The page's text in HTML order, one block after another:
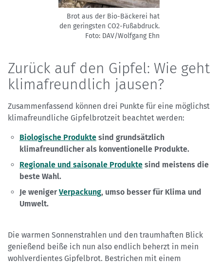
Brot aus der Bio-Bäckerei hat
den geringsten CO2-Fußabdruck.
Foto: DAV/Wolfgang Ehn
Zurück auf den Gipfel: Wie geht
klimafreundlich jausen?
Zusammenfassend können drei Punkte für eine möglichst
klimafreundliche Gipfelbrotzeit beachtet werden:
Biologische Produkte sind grundsätzlich
klimafreundlicher als konventionelle Produkte.
Regionale und saisonale Produkte sind meistens die
beste Wahl.
Je wenigerVerpackung, umso besser für Klima und
Umwelt.
Die warmen Sonnenstrahlen und den traumhaften Blick
genießend beiße ich nun also endlich beherzt in mein
wohlverdientes Gipfelbrot. Bestrichen mit einem